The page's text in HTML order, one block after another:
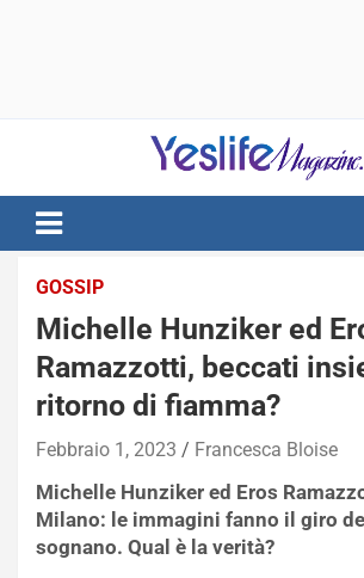
notizie di intrattenimento
GOSSIP
Michelle Hunziker ed
Ramazzotti, beccati
ritorno di fiamma?
Febbraio 1, 2023 Francesca Bloise
Michelle Hunziker ed Eros
Milano: le immagini fanno il giro
sognano. Qual è la verità?